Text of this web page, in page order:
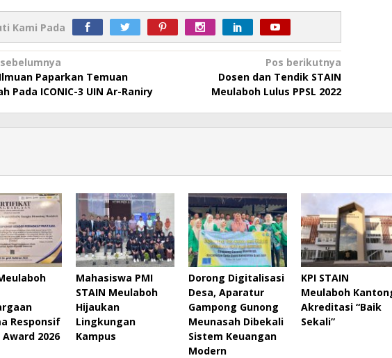
Kami Pada
Paparkan Temuan
Pada ICONIC-3 UIN Ar-Raniry
Pos berikutnya
Dosen dan Tendik STAIN
Meulaboh Lulus PPSL 2022
Responsif
2026
Mahasiswa PMI
STAIN Meulaboh
Hijaukan
Lingkungan
Kampus
Dorong Digitalisasi
Desa, Aparatur
Gampong Gunong
Meunasah Dibekali
Sistem Keuangan
Modern
KPI STAIN
Meulaboh
Akreditasi “Baik
Sekali”